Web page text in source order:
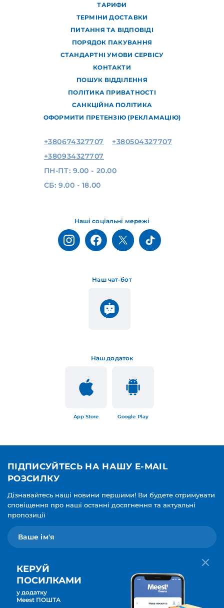
ТАРИФИ
ТЕРМІНИ ДОСТАВКИ
ПИТАННЯ ТА ВІДПОВІДІ
ПОРЯДОК ПАКУВАННЯ
СТАНДАРТНІ УМОВИ СЕРВІСУ
КОНТАКТИ
ПОШУК ВІДДІЛЕННЯ
ПОЛІТИКА ПРИВАТНОСТІ
САНКЦІЙНА ПОЛІТИКА
ОФОРМИТИ ПРЕТЕНЗІЮ (РЕКЛАМАЦІЮ)
Наш додаток
App Store Google Play
Наш чат-бот
Наші соціальні мережі
+380674327707
+380504327707
+380934327707
ПН-ПТ: 9.00 - 20.00
СБ: 9.00 - 18.00
ПІДПИСУЙТЕСЬ НА НАШУ E-MAIL
РОЗСИЛКУ
Дізнавайтесь наші новини першими! Ви будете отримувати
сповіщення про наші останні досягнення та актуальні
пропозиції
Мова для вашої розсилки
ПІДПИСАТИСЯ
КЕРУЙ
ПОСИЛКАМИ
у додатку
Meest ПОШТА